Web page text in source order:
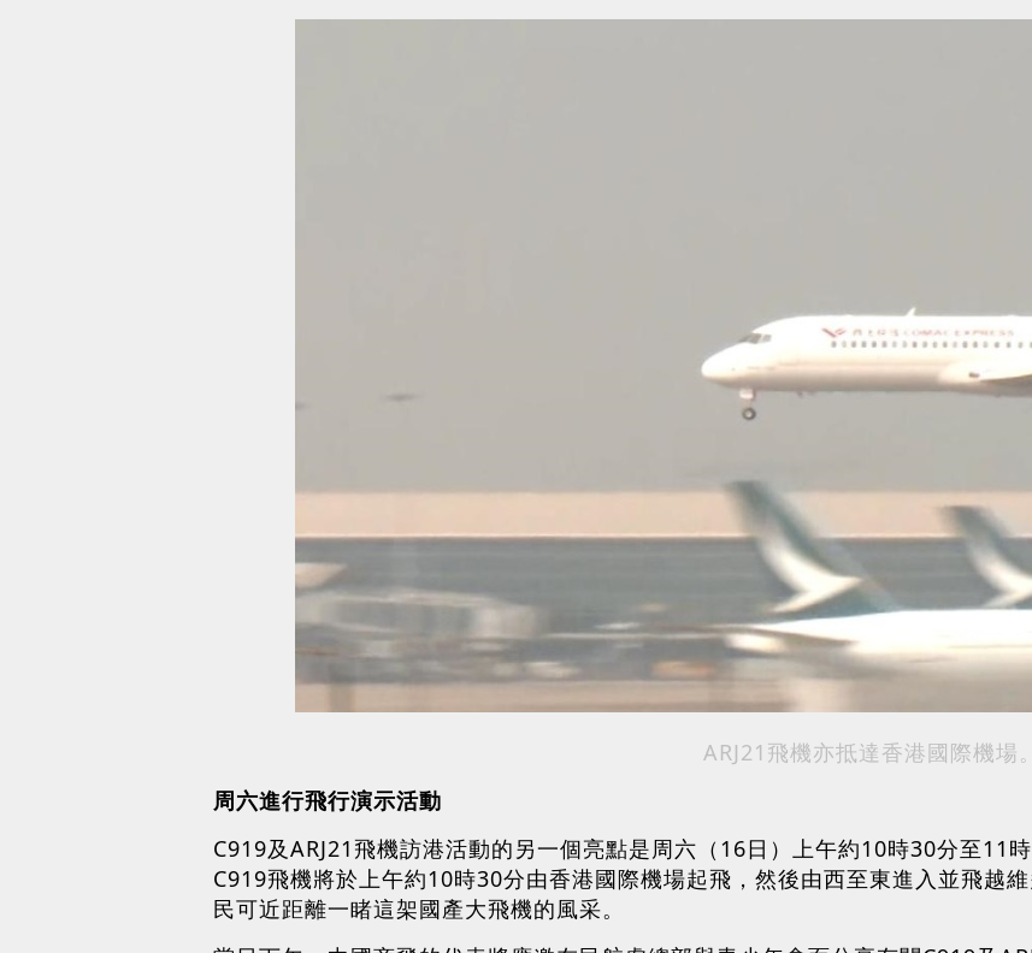
ARJ21飛機亦抵達香港國際機場。
周六進行飛行演示活動
C919及ARJ21飛機訪港活動的另一個亮點是周六（16日）上午約10時30分至11
C919飛機將於上午約10時30分由香港國際機場起飛，然後由西至東進入並飛越
民可近距離一睹這架國產大飛機的風采。